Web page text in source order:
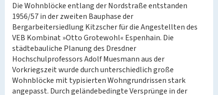
Die Wohnblöcke entlang der Nordstraße entstanden
1956/57 in der zweiten Bauphase der
Bergarbeitersiedlung Kitzscher für die Angestellten des
VEB Kombinat »Otto Grotewohl« Espenhain. Die
städtebauliche Planung des Dresdner
Hochschulprofessors Adolf Muesmann aus der
Vorkriegszeit wurde durch unterschiedlich große
Wohnblöcke mit typisierten Wohngrundrissen stark
angepasst. Durch geländebedingte Versprünge in der